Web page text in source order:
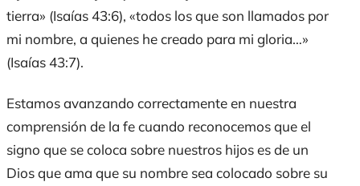
tierra» (Isaías 43:6), «todos los que son llamados por
mi nombre, a quienes he creado para mi gloria…»
(Isaías 43:7).
Estamos avanzando correctamente en nuestra
comprensión de la fe cuando reconocemos que el
signo que se coloca sobre nuestros hijos es de un
Dios que ama que su nombre sea colocado sobre su